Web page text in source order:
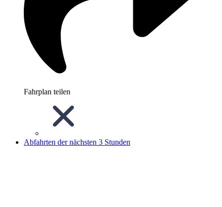
Fahrplan teilen
Abfahrten der nächsten 3 Stunden